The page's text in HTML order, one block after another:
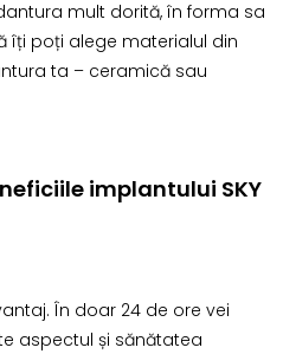
mult dorită, în forma sa
îți poți alege materialul din
ta – ceramică sau
implantului SKY
În doar 24 de ore vei
aspectul și sănătatea